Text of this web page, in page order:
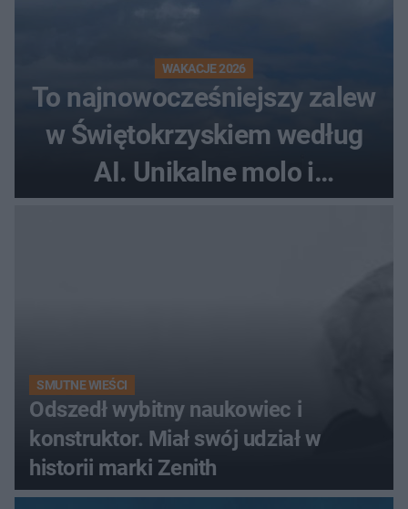
WAKACJE 2026
To najnowocześniejszy zalew
w Świętokrzyskiem według
AI. Unikalne molo i
SMUTNE WIEŚCI
Odszedł wybitny naukowiec i
konstruktor. Miał swój udział w
historii marki Zenith